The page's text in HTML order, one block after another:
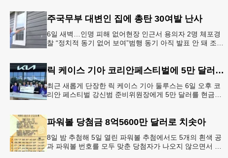
주국무부 대변인 집에 총탄 30여발 난사
6일 새벽…인명 피해 없어현장 인근서 용의자 2명 체포경
찰 “정치적 동기 없어 보여”범행 동기 아직 발표 안 돼 조지
릭 케이스 기아 코리안페스티벌에 5만 달러 후원
최근 새롭게 단장한 릭 케이스 기아 둘루스는 6일 오후 코
리안 페스티벌 강신범 준비위원장에게 5만 달러를 현금으
파워볼 당첨금 8억5600만 달러로 치솟아
8일 밤 추첨해 5일 열린 파워볼 추첨에서도 5개의 흰색 공
과 파워볼 번호를 모두 맞춘 당첨자가 나오지 않으면서 행